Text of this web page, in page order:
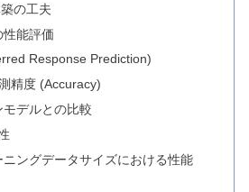
の工夫
能評価
Response Prediction)
精度 (Accuracy)
デルとの比較
ングデータサイズにおける性能